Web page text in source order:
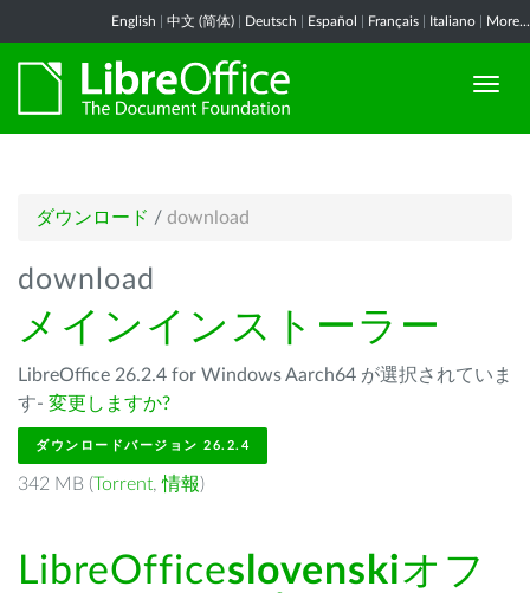
English 中文 (简体) Deutsch Español Français Italiano More...
ダウンロード / download
download
メインインストーラー
LibreOffice 26.2.4 for Windows Aarch64 が選択されていま
す- 変更しますか?
ダウンロードバージョン 26.2.4
342 MB (Torrent,情報)
LibreOfficeslovenskiオフ